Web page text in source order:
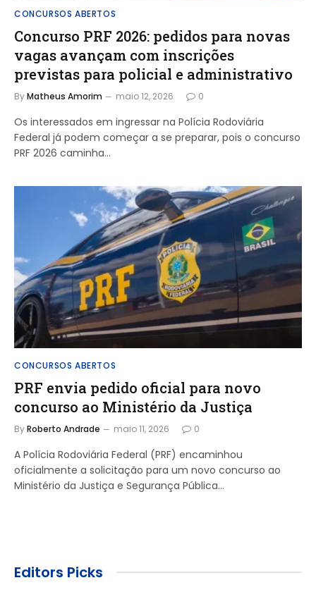
CONCURSOS ABERTOS
Concurso PRF 2026: pedidos para novas
vagas avançam com inscrições
previstas para policial e administrativo
ByMatheus Amorim maio 12, 2026 0
Os interessados em ingressar na Polícia Rodoviária
Federal já podem começar a se preparar, pois o concurso
PRF 2026 caminha…
CONCURSOS ABERTOS
PRF envia pedido oficial para novo
concurso ao Ministério da Justiça
ByRoberto Andrade maio 11, 2026 0
A Polícia Rodoviária Federal (PRF) encaminhou
oficialmente a solicitação para um novo concurso ao
Ministério da Justiça e Segurança Pública…
Editors Picks